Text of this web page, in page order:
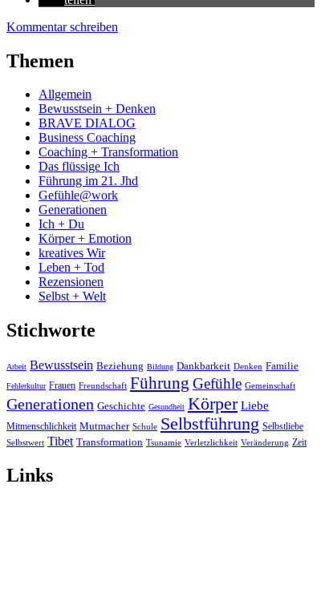
Kommentar schreiben
Themen
Allgemein
Bewusstsein + Denken
BRAVE DIALOG
Business Coaching
Coaching + Transformation
Das flüssige Ich
Führung im 21. Jhd
Gefühle@work
Generationen
Ich + Du
Körper + Emotion
kreatives Wir
Leben + Tod
Rezensionen
Selbst + Welt
Stichworte
Arbeit Bewusstsein Beziehung Bildung Dankbarkeit Denken Familie
Fehlerkultur Frauen Freundschaft Führung Gefühle Gemeinschaft
Generationen Geschichte Gesundheit Körper Liebe
Mitmenschlichkeit Mutmacher Schule Selbstführung Selbstliebe
Selbstwert Tibet Transformation Tsunamie Verletzlichkeit Veränderung Zeit
Links